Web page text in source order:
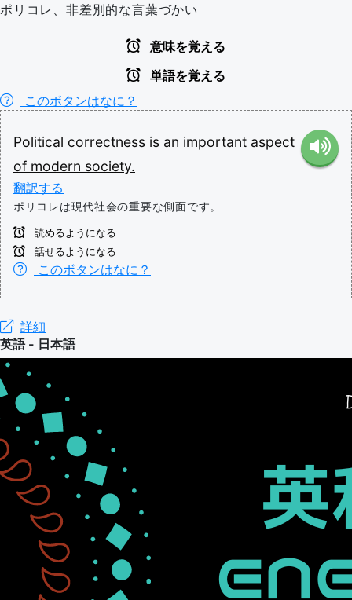
ポリコレ、非差別的な言葉づかい
意味を覚える
単語を覚える
このボタンはなに？
Political correctness is an important aspect
of modern society.
翻訳する
ポリコレは現代社会の重要な側面です。
読めるようになる
話せるようになる
このボタンはなに？
詳細
英語 - 日本語